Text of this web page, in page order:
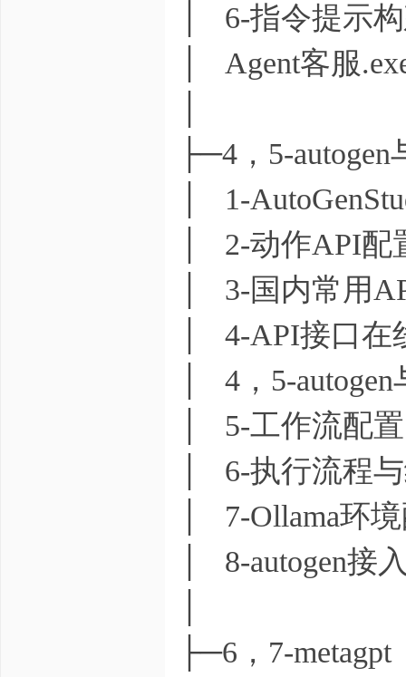
│ 6-指令提示
│ Agent客服
├─4，5-
│ 1-
│ 2-动作API配
│ 3-国内常用
│ 4-API接口在
│ 4，5-
│ 5-工作流配
│ 6-执行流程
│ 7-Ollama环
│ 8-autogen接
├─6，7-metagpt